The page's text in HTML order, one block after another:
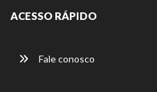
ACESSO RÁPIDO
Fale conosco